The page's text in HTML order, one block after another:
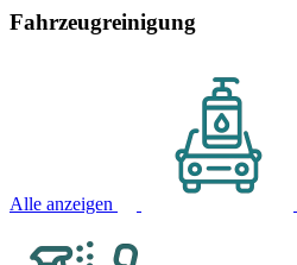
Fahrzeugreinigung
Alle anzeigen